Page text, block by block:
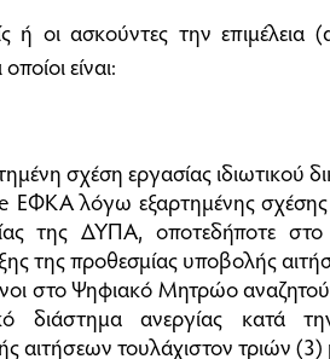
ή οι ασκούντες την επιμέλεια
είναι:
σχέση εργασίας ιδιωτικού
EΦΚΑ λόγω εξαρτημένης σχέσης
της ΔΥΠΑ, οποτεδήποτε
της προθεσμίας υποβολής
στο Ψηφιακό Μητρώο
διάστημα ανεργίας κατά
αιτήσεων τουλάχιστον τριών